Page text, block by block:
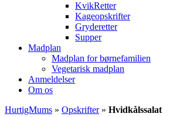
KvikRetter
Kageopskrifter
Gryderetter
Supper
Madplan
Madplan for børnefamilien
Vegetarisk madplan
Anmeldelser
Om os
HurtigMums » Opskrifter» Hvidkålssalat